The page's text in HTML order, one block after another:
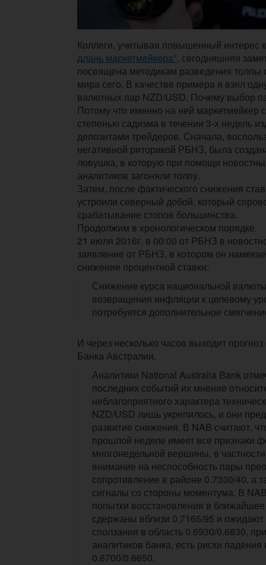
Коллеги, учитывая повышенный интерес
длань маркетмейкера", сегодняшняя
посвящена методикам разведения толпы
мира сего. В качестве примера я взял
валютных пар NZD/USD. Почему выбор
Потому что именно на ней маркетмейкер
степенью садизма в течении 3-х недель
депозитами трейдеров. Сначала,
негативной риторикой РБНЗ, была
ловушка, в которую при помощи
аналитиков загоняли толпу.
Затем, после фактического снижения
устроили северный добой, который
срабатывание стопов большинства.
Продолжим в хронологическом порядке.
21 июля 2016г. в 00:00 от РБНЗ в
заявление от РБНЗ, в котором он
снижение процентной ставки:
Снижение курса национальной
возвращения инфляции к целевому
потребуется дополнительное
И через несколько часов выходит
Банка Австралии.
Аналитики National Australia Bank
последних событий их мнение
неблагоприятного характера
NZD/USD лишь укрепилось, и они
развитие снижения. В NAB считают,
прошлой неделе имеет все признаки
многонедельной вершины, в частности
внимание на неспособность пары
сопротивление в районе 0.7330/40, а
сигналы со стороны моментума. В
попытки восстановления в
сдержаны вблизи 0.7165/95 и ожидают
сползания в область 0.6930/0.6830,
аналитиков банка, есть риски падения
0.6700/0.6650.